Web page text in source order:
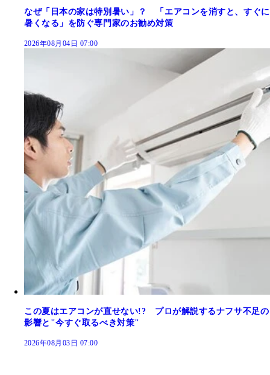
なぜ「日本の家は特別暑い」？ 「エアコンを消すと、すぐに
暑くなる」を防ぐ専門家のお勧め対策
2026年08月04日 07:00
この夏はエアコンが直せない!? プロが解説するナフサ不足の
影響と"今すぐ取るべき対策"
2026年08月03日 07:00